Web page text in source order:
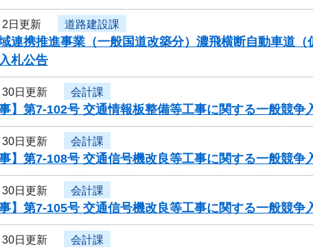
日更新 道路建設課
携推進事業（一般国道改築分）濃飛横断自動車道（
札公告
日更新 会計課
事】第7-102号 交通情報板整備等工事に関する一般競争
日更新 会計課
事】第7-108号 交通信号機改良等工事に関する一般競争
日更新 会計課
事】第7-105号 交通信号機改良等工事に関する一般競争
日更新 会計課